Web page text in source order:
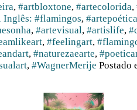
, #artbloxtone, #artecolorida,
Inglês: #flamingos, #artepoética
, #artevisual, #artislife,
, #feelingart,
, #naturezaearte,
, #WagnerMerije Postado